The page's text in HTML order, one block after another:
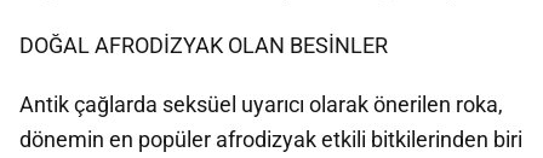
DOĞAL AFRODİZYAK OLAN BESİNLER
Antik çağlarda seksüel uyarıcı olarak önerilen roka,
dönemin en popüler afrodizyak etkili bitkilerinden biri